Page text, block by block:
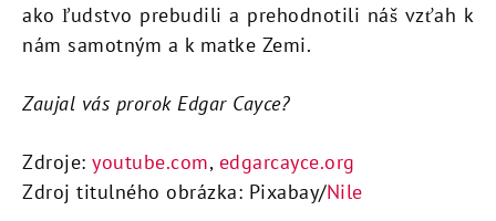
ako ľudstvo prebudili a prehodnotili náš vzťah k
nám samotným a k matke Zemi.
Zaujal vás prorok Edgar Cayce?
Zdroje: youtube.com, edgarcayce.org
Zdroj titulného obrázka: Pixabay/Nile